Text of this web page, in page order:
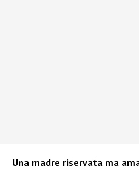
Una madre riservata ma